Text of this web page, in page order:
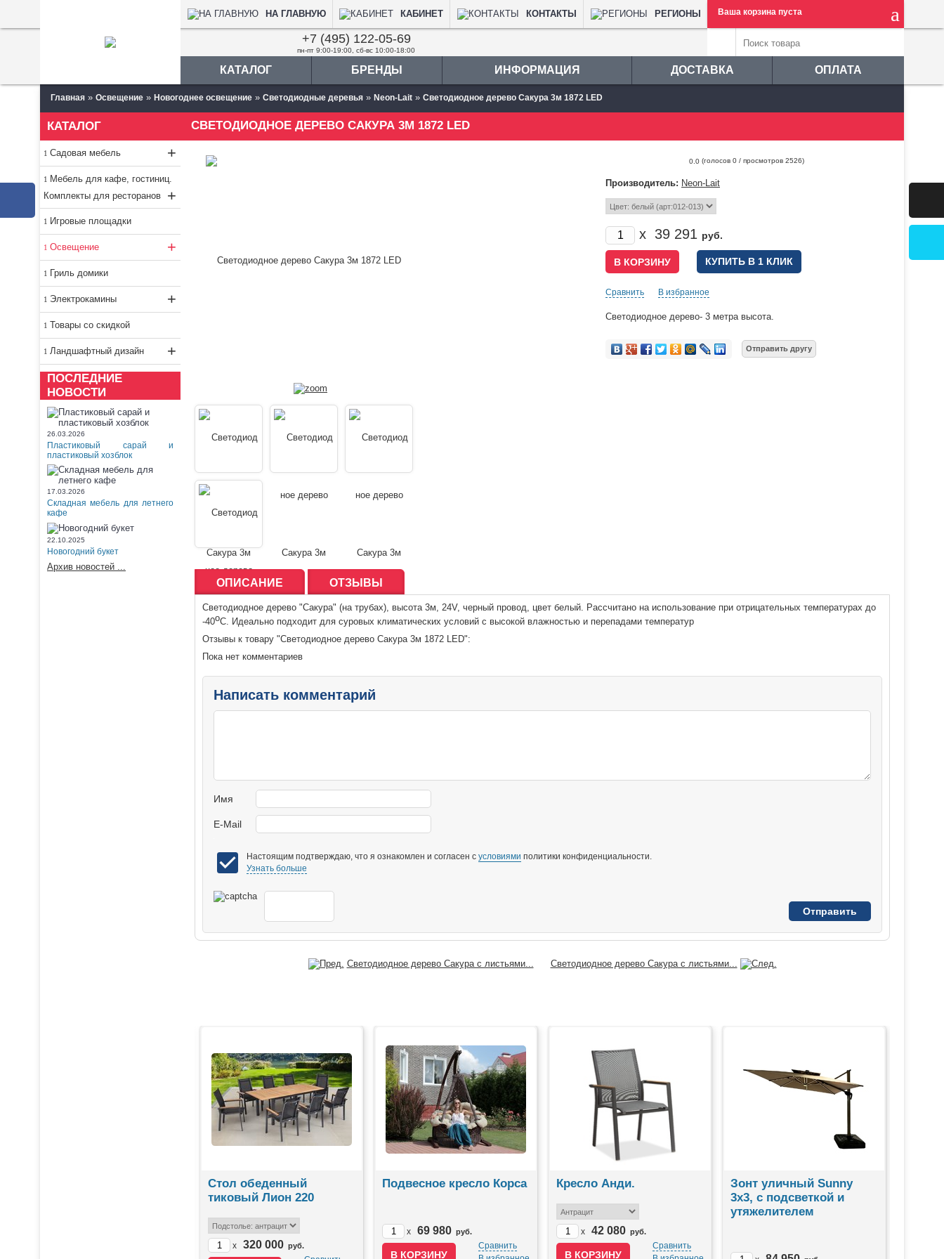
НА ГЛАВНУЮ КАБИНЕТ КОНТАКТЫ РЕГИОНЫ Ваша корзина пуста
+7 (495) 122-05-69
пн-пт 9:00-19:00, сб-вс 10:00-18:00
КАТАЛОГ БРЕНДЫ ИНФОРМАЦИЯ ДОСТАВКА ОПЛАТА
Главная » Освещение » Новогоднее освещение » Светодиодные деревья » Neon-Lait » Светодиодное дерево Сакура 3м 1872 LED
КАТАЛОГ
Садовая мебель +
Мебель для кафе, гостиниц.
Комплекты для ресторанов
+
Игровые площадки
Освещение +
Гриль домики
Электрокамины +
Товары со скидкой
Ландшафтный дизайн +
ПОСЛЕДНИЕ
НОВОСТИ
26.03.2026
Пластиковый сарай и
пластиковый хозблок
17.03.2026
Складная мебель для летнего
кафе
22.10.2025
Новогодний букет
Архив новостей ...
СВЕТОДИОДНОЕ ДЕРЕВО САКУРА 3М 1872 LED
0.0 (голосов 0 / просмотров 2526)
Производитель: Neon-Lait
x 39 291 руб.
КУПИТЬ В 1 КЛИК
Сравнить В избранное
Светодиодное дерево- 3 метра высота.
ОПИСАНИЕ ОТЗЫВЫ
Светодиодное дерево "Сакура" (на трубах), высота 3м, 24V, черный провод, цвет белый. Рассчитано на использование при отрицательных температурах до
-40oC. Идеально подходит для суровых климатических условий с высокой влажностью и перепадами температур
Отзывы к товару "Светодиодное дерево Сакура 3м 1872 LED":
Пока нет комментариев
Написать комментарий
Имя
E-Mail
Настоящим подтверждаю, что я ознакомлен и согласен с условиями политики конфиденциальности.
Узнать больше
Светодиодное дерево Сакура с листьями... Светодиодное дерево Сакура с листьями...
Стол обеденный
тиковый Лион 220
x 320 000 руб.
Подвесное кресло Корса
x 69 980 руб.
Сравнить
Кресло Анди.
x 42 080 руб.
Сравнить
Зонт уличный Sunny
3х3, с подсветкой и
утяжелителем